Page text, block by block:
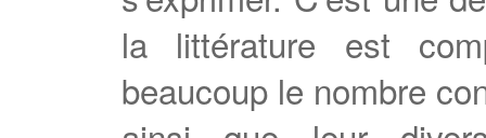
la littérature est
beaucoup le nombre